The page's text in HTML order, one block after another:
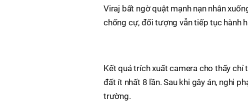
Viraj bất ngờ quật mạnh nạn nhân
chống cự, đối tượng vẫn tiếp tục hành
Kết quả trích xuất camera cho thấy chỉ
đất ít nhất 8 lần. Sau khi gây án, nghi
trường.